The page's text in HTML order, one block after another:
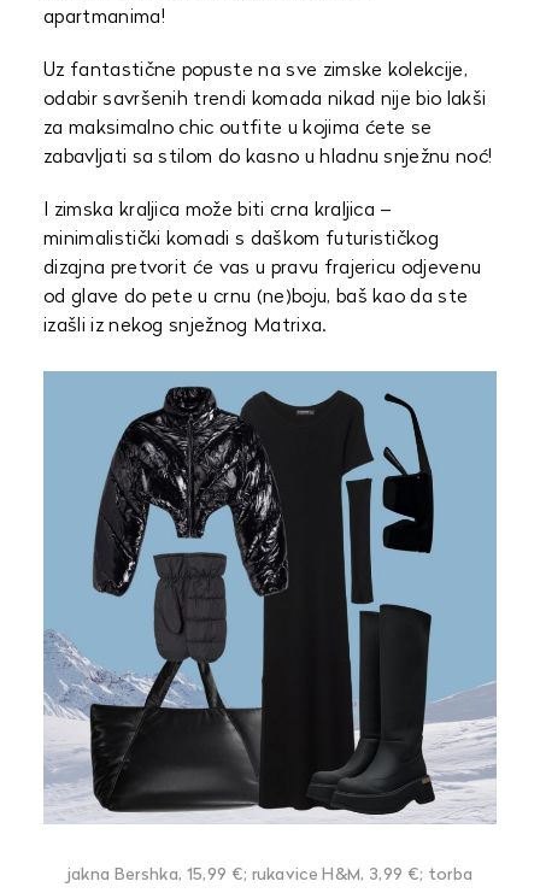
apartmanima!
Uz fantastične popuste na sve zimske kolekcije,
odabir savršenih trendi komada nikad nije bio lakši
za maksimalno chic outfite u kojima ćete se
zabavljati sa stilom do kasno u hladnu snježnu noć!
I zimska kraljica može biti crna kraljica –
minimalistički komadi s daškom futurističkog
dizajna pretvorit će vas u pravu frajericu odjevenu
od glave do pete u crnu (ne)boju, baš kao da ste
izašli iz nekog snježnog Matrixa.
jakna Bershka, 15,99 €; rukavice H&M, 3,99 €; torba